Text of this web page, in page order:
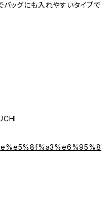
バッグにも入れやすいタイプで